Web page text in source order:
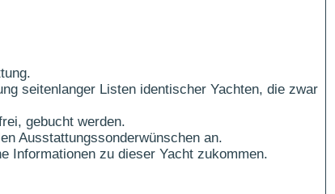
seitenlanger Listen identischer Yachten, die zwar
gebucht werden.
Ausstattungssonderwünschen an.
Informationen zu dieser Yacht zukommen.